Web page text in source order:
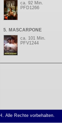
ca. 92 Min.
PFD1266
5. MASCARPONE
ca. 101 Min.
PFV1244
Alle Rechte vorbehalten.